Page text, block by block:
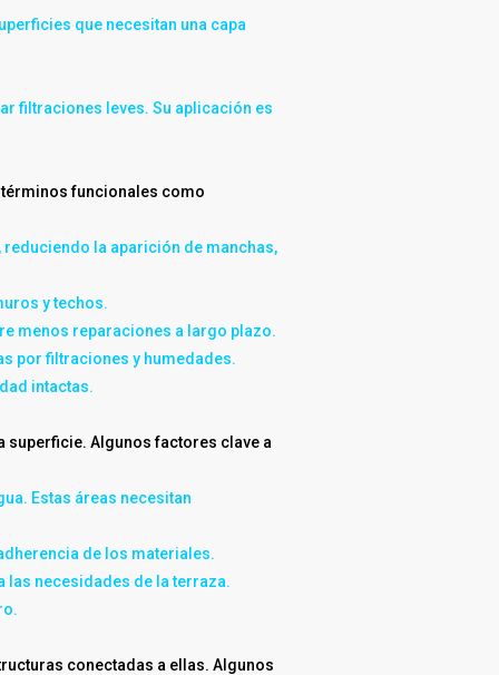
que necesitan una capa
filtraciones leves. Su aplicación es
funcionales como
la aparición de manchas,
y techos.
menos reparaciones a largo plazo.
por filtraciones y humedades.
intactas.
superficie. Algunos factores clave a
Estas áreas necesitan
de los materiales.
las necesidades de la terraza.
conectadas a ellas. Algunos